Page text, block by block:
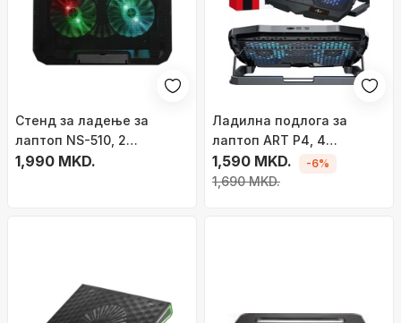
Стенд за ладење за
лаптоп NS-510, 2
вентилатори, rainbow
1,990 MKD.
Ладилна подлога за
лаптоп ART P4, 4
вентилатори, ЛЕД, за 9-
17\"
1,590 MKD.
1,690 MKD.
-6%